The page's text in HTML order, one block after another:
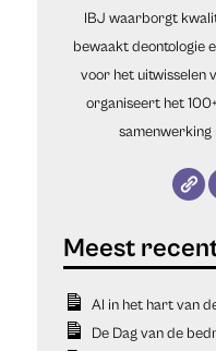
IBJ waarborgt
bewaakt deontologie
voor het uitwisselen
organiseert het
AI in het hart van
De Dag van de